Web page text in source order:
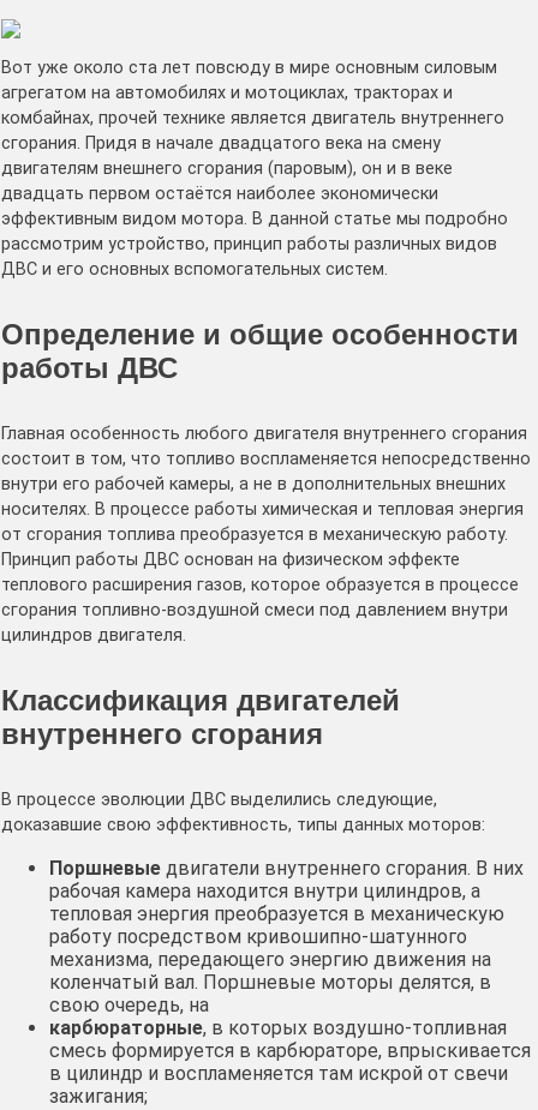
Вот уже около ста лет повсюду в мире основным силовым
агрегатом на автомобилях и мотоциклах, тракторах и
комбайнах, прочей технике является двигатель внутреннего
сгорания. Придя в начале двадцатого века на смену
двигателям внешнего сгорания (паровым), он и в веке
двадцать первом остаётся наиболее экономически
эффективным видом мотора. В данной статье мы подробно
рассмотрим устройство, принцип работы различных видов
ДВС и его основных вспомогательных систем.
Определение и общие особенности
работы ДВС
Главная особенность любого двигателя внутреннего сгорания
состоит в том, что топливо воспламеняется непосредственно
внутри его рабочей камеры, а не в дополнительных внешних
носителях. В процессе работы химическая и тепловая энергия
от сгорания топлива преобразуется в механическую работу.
Принцип работы ДВС основан на физическом эффекте
теплового расширения газов, которое образуется в процессе
сгорания топливно-воздушной смеси под давлением внутри
цилиндров двигателя.
Классификация двигателей
внутреннего сгорания
В процессе эволюции ДВС выделились следующие,
доказавшие свою эффективность, типы данных моторов:
Поршневые двигатели внутреннего сгорания. В них
рабочая камера находится внутри цилиндров, а
тепловая энергия преобразуется в механическую
работу посредством кривошипно-шатунного
механизма, передающего энергию движения на
коленчатый вал. Поршневые моторы делятся, в
свою очередь, на
карбюраторные, в которых воздушно-топливная
смесь формируется в карбюраторе, впрыскивается
в цилиндр и воспламеняется там искрой от свечи
зажигания;